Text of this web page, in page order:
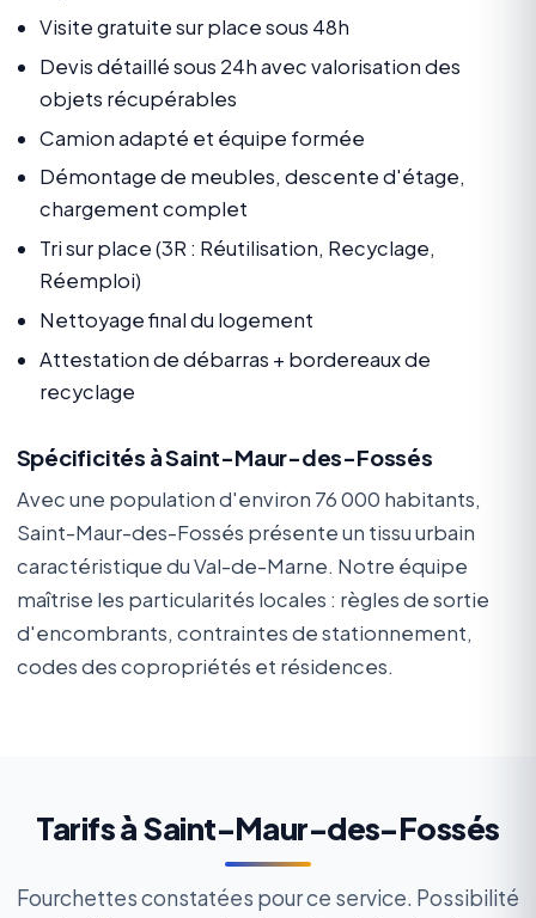
Visite gratuite sur place sous 48h
Devis détaillé sous 24h avec valorisation des
objets récupérables
Camion adapté et équipe formée
Démontage de meubles, descente d'étage,
chargement complet
Tri sur place (3R : Réutilisation, Recyclage,
Réemploi)
Nettoyage final du logement
Attestation de débarras + bordereaux de
recyclage
Spécificités à Saint-Maur-des-Fossés
Avec une population d'environ 76 000 habitants,
Saint-Maur-des-Fossés présente un tissu urbain
caractéristique du Val-de-Marne. Notre équipe
maîtrise les particularités locales : règles de sortie
d'encombrants, contraintes de stationnement,
codes des copropriétés et résidences.
Tarifs à Saint-Maur-des-Fossés
Fourchettes constatées pour ce service. Possibilité